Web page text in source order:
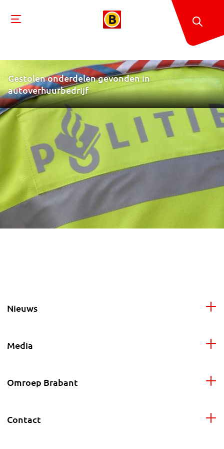
Gestolen onderdelen gevonden in
autoverhuurbedrijf
Nieuws
Media
Omroep Brabant
Contact